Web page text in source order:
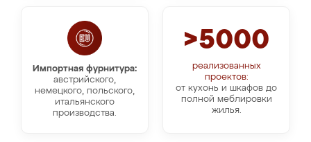
Импортная фурнитура:
австрийского,
немецкого, польского,
итальянского
производства.
>5000
реализованных
проектов:
от кухонь и шкафов до
полной меблировки
жилья.